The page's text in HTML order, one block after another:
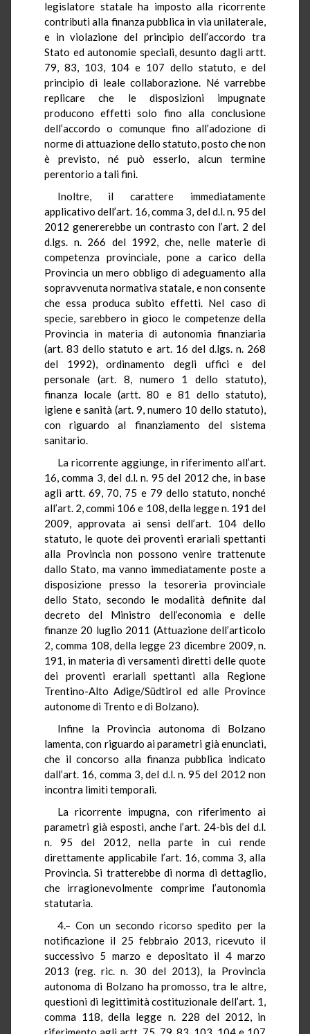
legislatore statale ha imposto alla ricorrente
contributi alla finanza pubblica in via unilaterale,
e in violazione del principio dell’accordo tra
Stato ed autonomie speciali, desunto dagli artt.
79, 83, 103, 104 e 107 dello statuto, e del
principio di leale collaborazione. Né varrebbe
replicare che le disposizioni impugnate
producono effetti solo fino alla conclusione
dell’accordo o comunque fino all’adozione di
norme di attuazione dello statuto, posto che non
è previsto, né può esserlo, alcun termine
perentorio a tali fini.
Inoltre, il carattere immediatamente
applicativo dell’art. 16, comma 3, del d.l. n. 95 del
2012 genererebbe un contrasto con l’art. 2 del
d.lgs. n. 266 del 1992, che, nelle materie di
competenza provinciale, pone a carico della
Provincia un mero obbligo di adeguamento alla
sopravvenuta normativa statale, e non consente
che essa produca subito effetti. Nel caso di
specie, sarebbero in gioco le competenze della
Provincia in materia di autonomia finanziaria
(art. 83 dello statuto e art. 16 del d.lgs. n. 268
del 1992), ordinamento degli uffici e del
personale (art. 8, numero 1 dello statuto),
finanza locale (artt. 80 e 81 dello statuto),
igiene e sanità (art. 9, numero 10 dello statuto),
con riguardo al finanziamento del sistema
sanitario.
La ricorrente aggiunge, in riferimento all’art.
16, comma 3, del d.l. n. 95 del 2012 che, in base
agli artt. 69, 70, 75 e 79 dello statuto, nonché
all’art. 2, commi 106 e 108, della legge n. 191 del
2009, approvata ai sensi dell’art. 104 dello
statuto, le quote dei proventi erariali spettanti
alla Provincia non possono venire trattenute
dallo Stato, ma vanno immediatamente poste a
disposizione presso la tesoreria provinciale
dello Stato, secondo le modalità definite dal
decreto del Ministro dell’economia e delle
finanze 20 luglio 2011 (Attuazione dell’articolo
2, comma 108, della legge 23 dicembre 2009, n.
191, in materia di versamenti diretti delle quote
dei proventi erariali spettanti alla Regione
Trentino-Alto Adige/Südtirol ed alle Province
autonome di Trento e di Bolzano).
Infine la Provincia autonoma di Bolzano
lamenta, con riguardo ai parametri già enunciati,
che il concorso alla finanza pubblica indicato
dall’art. 16, comma 3, del d.l. n. 95 del 2012 non
incontra limiti temporali.
La ricorrente impugna, con riferimento ai
parametri già esposti, anche l’art. 24-bis del d.l.
n. 95 del 2012, nella parte in cui rende
direttamente applicabile l’art. 16, comma 3, alla
Provincia. Si tratterebbe di norma di dettaglio,
che irragionevolmente comprime l’autonomia
statutaria.
4.– Con un secondo ricorso spedito per la
notificazione il 25 febbraio 2013, ricevuto il
successivo 5 marzo e depositato il 4 marzo
2013 (reg. ric. n. 30 del 2013), la Provincia
autonoma di Bolzano ha promosso, tra le altre,
questioni di legittimità costituzionale dell’art. 1,
comma 118, della legge n. 228 del 2012, in